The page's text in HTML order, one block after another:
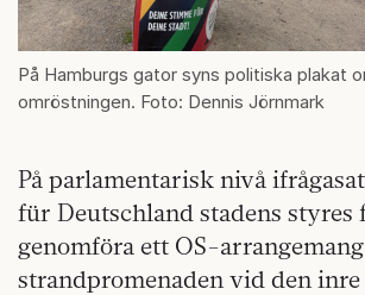
På Hamburgs gator syns politiska plakat
omröstningen. Foto: Dennis Jörnmark
På parlamentarisk nivå
für Deutschland stadens styres
genomföra ett OS-
strandpromenaden vid den